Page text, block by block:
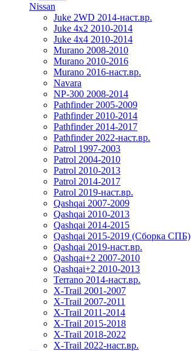
Nissan
Juke 2WD 2014-наст.вр.
Juke 4x2 2010-2014
Juke 4x4 2010-2014
Murano 2008-2010
Murano 2010-2016
Murano 2016-наст.вр.
Navara
NP-300 2008-2014
Pathfinder 2005-2009
Pathfinder 2010-2014
Pathfinder 2014-2017
Pathfinder 2022-наст.вр.
Patrol 1997-2003
Patrol 2004-2010
Patrol 2010-2013
Patrol 2014-2017
Patrol 2019-наст.вр.
Qashqai 2007-2009
Qashqai 2010-2013
Qashqai 2014-2015
Qashqai 2015-2019 (Сборка СПБ)
Qashqai 2019-наст.вр.
Qashqai+2 2007-2010
Qashqai+2 2010-2013
Terrano 2014-наст.вр.
X-Trail 2001-2007
X-Trail 2007-2011
X-Trail 2011-2014
X-Trail 2015-2018
X-Trail 2018-2022
X-Trail 2022-наст.вр.